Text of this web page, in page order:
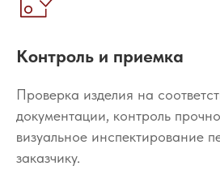
Контроль и приемка
Проверка изделия на
документации, контроль
визуальное инспектирование
заказчику.